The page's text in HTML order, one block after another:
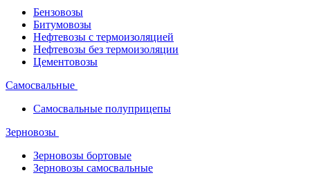
Бензовозы
Битумовозы
Нефтевозы с термоизоляцией
Нефтевозы без термоизоляции
Цементовозы
Самосвальные
Самосвальные полуприцепы
Зерновозы
Зерновозы бортовые
Зерновозы самосвальные